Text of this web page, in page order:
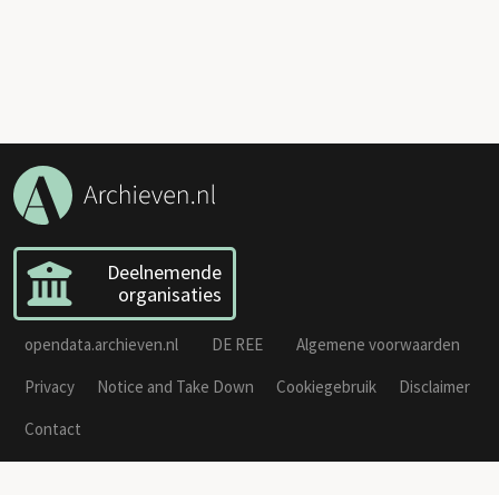
Deelnemende
organisaties
opendata.archieven.nl DE REE
Algemene voorwaarden
Privacy
Notice and Take Down Cookiegebruik
Disclaimer
Contact